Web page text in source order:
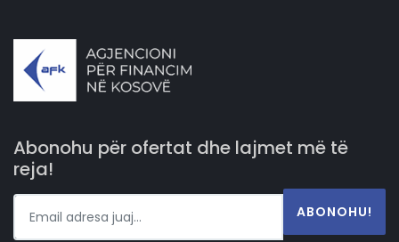
Abonohu për ofertat dhe lajmet më të
reja!
ABONOHU!